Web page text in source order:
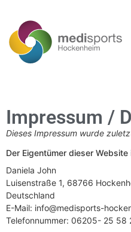
Impressum /
Dieses Impressum wurde
Der Eigentümer dieser Website
Daniela John
Luisenstraße 1, 68766
Deutschland
E-Mail: info@medisports-
Telefonnummer: 06205- 25 58